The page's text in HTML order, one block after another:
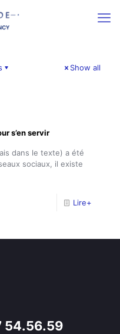
Show all
s’en servir
dans le texte) a été
sociaux, il existe
Lire+
54.56.59